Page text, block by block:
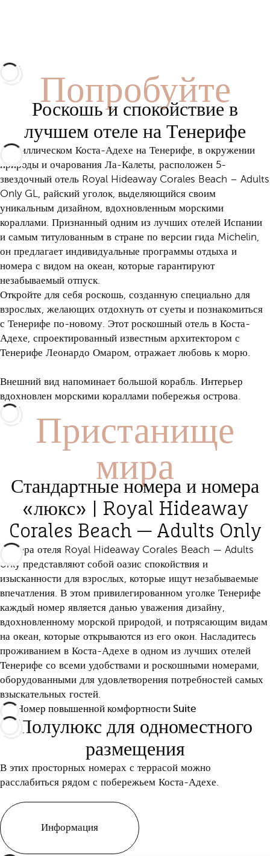
Попробуйте
Роскошь и спокойствие в
лучшем отеле на Тенерифе
В идиллическом Коста-Адехе на Тенерифе, в окружении
природы и очарования Ла-Калеты, расположен 5-
звездочный отель Royal Hideaway Corales Beach – Adults
Only GL, райский уголок, выделяющийся своим
уникальным дизайном, вдохновленным морскими
кораллами. Признанный одним из лучших отелей Испании
и самым титулованным в стране по версии гида Michelin,
он предлагает индивидуальные программы отдыха и
номера с видом на океан, которые гарантируют
незабываемый отпуск.
Откройте для себя роскошь, созданную специально для
взрослых, желающих отдохнуть от суеты и познакомиться
с Тенерифе по-новому. Этот роскошный отель в Коста-
Адехе, спроектированный известным архитектором с
Тенерифе Леонардо Омаром, отражает любовь к морю.
Внешний вид напоминает большой корабль. Интерьер
вдохновлен морскими кораллами побережья острова.
Пристанище
мира
Стандартные номера и номера
«люкс» | Royal Hideaway
Corales Beach — Adults Only
Номера отеля Royal Hideaway Corales Beach — Adults
only представляют собой оазис спокойствия и
изысканности для взрослых, которые ищут незабываемые
впечатления. В этом привилегированном уголке Тенерифе
каждый номер является данью уважения дизайну,
вдохновленному морской природой, и потрясающим видам
на океан, которые открываются из его окон. Насладитесь
проживанием в Коста-Адехе в одном из лучших отелей
Тенерифе со всеми удобствами и роскошными номерами,
оборудованными для удовлетворения потребностей самых
взыскательных гостей.
ВсеНомер повышенной комфортности Suite
Полулюкс для одноместного
размещения
В этих просторных номерах с террасой можно
расслабиться рядом с побережьем Коста-Адехе.
Информация